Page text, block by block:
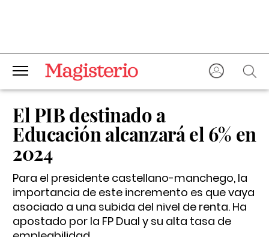
El PIB destinado a
Educación alcanzará el 6% en
2024
Para el presidente castellano-manchego, la
importancia de este incremento es que vaya
asociado a una subida del nivel de renta. Ha
apostado por la FP Dual y su alta tasa de